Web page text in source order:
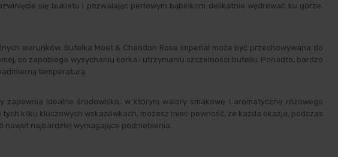
się bukietu i pozwalając perłowym bąbelkom delikatnie wędrować ku górze.
warunków. Butelka Moet & Chandon Rose Imperial może być przechowywana do
co zapobiega wysychaniu korka i utrzymaniu szczelności butelki. Ponadto, bardzo
temperaturą.
zapewnia idealne środowisko, w którym walory smakowe i aromatyczne różowego
kilku kluczowych wskazówkach, możesz mieć pewność, że każda okazja, podczas
najbardziej wymagające podniebienia.